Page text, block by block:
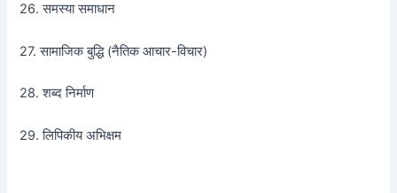
26. समस्या समाधान
27. सामाजिक बुद्धि (नैतिक आचार-विचार)
28. शब्द निर्माण
29. लिपिकीय अभिक्षम